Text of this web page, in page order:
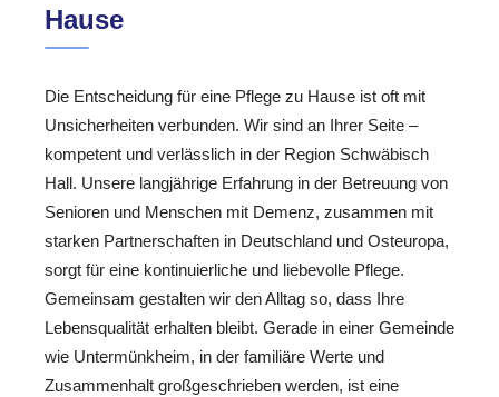
Hause
Die Entscheidung für eine Pflege zu Hause ist oft mit
Unsicherheiten verbunden. Wir sind an Ihrer Seite –
kompetent und verlässlich in der Region Schwäbisch
Hall. Unsere langjährige Erfahrung in der Betreuung von
Senioren und Menschen mit Demenz, zusammen mit
starken Partnerschaften in Deutschland und Osteuropa,
sorgt für eine kontinuierliche und liebevolle Pflege.
Gemeinsam gestalten wir den Alltag so, dass Ihre
Lebensqualität erhalten bleibt. Gerade in einer Gemeinde
wie Untermünkheim, in der familiäre Werte und
Zusammenhalt großgeschrieben werden, ist eine